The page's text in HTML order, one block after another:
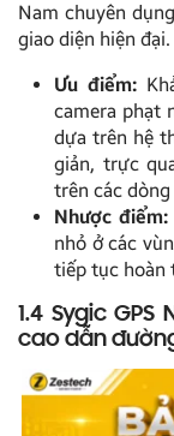
Nam chuyên
giao diện hiện đại.
Ưu điểm:
camera phạt
dựa trên hệ
giản, trực
trên các
Nhược điểm:
nhỏ ở các
tiếp tục hoàn
1.4 Sygic
cao dẫn